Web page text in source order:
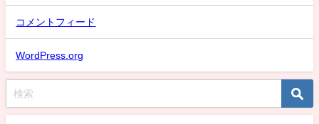
コメントフィード
WordPress.org